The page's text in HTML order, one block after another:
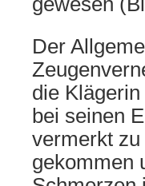
Der
die
bei seinen
vermerkt
gekommen